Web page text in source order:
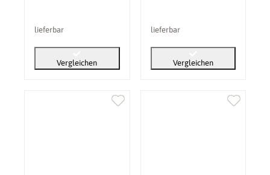
lieferbar
Vergleichen
lieferbar
Vergleichen